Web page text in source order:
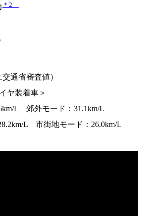
＊2
通省審査値）
ヤ装着車＞
L 郊外モード：31.1km/L
L 市街地モード：26.0km/L